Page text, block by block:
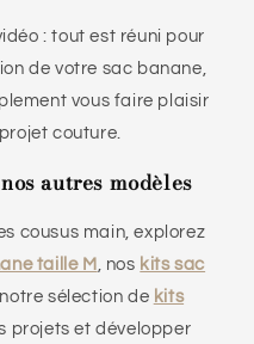
: tout est réuni pour
de votre sac banane,
vous faire plaisir
couture.
autres modèles
cousus main, explorez
taille M , nos kits sac
sélection de kits
projets et développer